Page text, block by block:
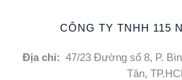
CÔNG TY TNHH 115
Địa chỉ: 47/23 Đường số 8, P.
Tân,